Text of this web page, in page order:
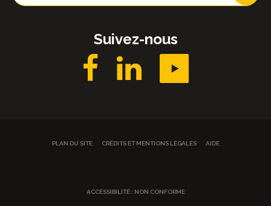
Suivez-nous
PLAN DU SITE CRÉDITS ET MENTIONS LÉGALES AIDE
ACCESSIBILITÉ : NON CONFORME